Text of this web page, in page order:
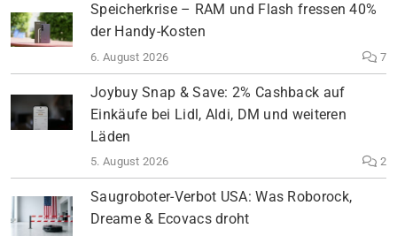
Speicherkrise – RAM und Flash fressen 40%
der Handy-Kosten
6. August 2026 7
Joybuy Snap & Save: 2% Cashback auf
Einkäufe bei Lidl, Aldi, DM und weiteren
Läden
5. August 2026 2
Saugroboter-Verbot USA: Was Roborock,
Dreame & Ecovacs droht